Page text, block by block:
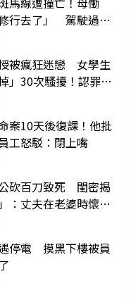
修行去了」 駕駛過失
被瘋狂迷戀 女學生
」30次騷擾！認罪免
案10天後復課！他批
工怒駁：閉上嘴
砍百刀致死 閨密揭
：丈夫在老婆時懷孕
停電 摸黑下樓被員